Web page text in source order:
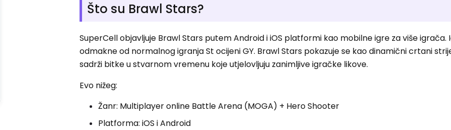
Što su Brawl Stars?
SuperCell objavljuje Brawl Stars putem Android i iOS platformi kao mobilne igre za više igrača.
odmakne od normalnog igranja St ocijeni GY. Brawl Stars pokazuje se kao dinamični crtani
sadrži bitke u stvarnom vremenu koje utjelovljuju zanimljive igračke likove.
Evo nižeg:
Žanr: Multiplayer online Battle Arena (MOGA) + Hero Shooter
Platforma: iOS i Android